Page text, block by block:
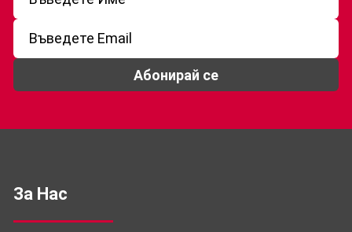
Абонирай се
За Нас